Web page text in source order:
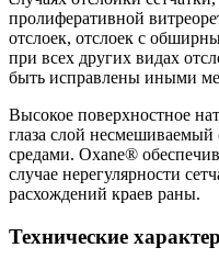
пролиферативной
отслоек, отслоек с
при всех других видах
быть исправлены иными
Высокое поверхностное
глаза слой
средами. Oxane®
случае нерегулярности
расхождений краев раны.
Технические